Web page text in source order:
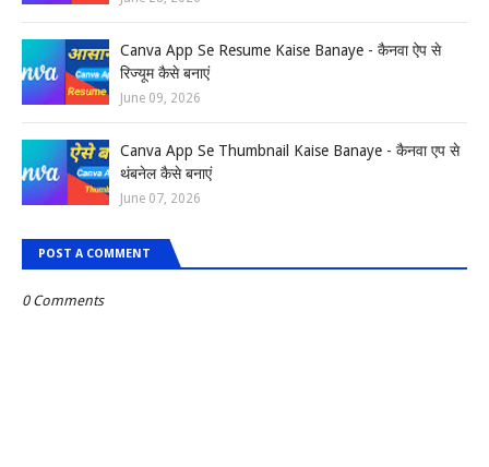
Canva App Se Resume Kaise Banaye - कैनवा ऐप से
रिज्यूम कैसे बनाएं
June 09, 2026
Canva App Se Thumbnail Kaise Banaye - कैनवा एप से
थंबनेल कैसे बनाएं
June 07, 2026
POST A COMMENT
0 Comments